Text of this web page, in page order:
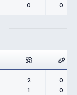
0
0
2
1
0
0